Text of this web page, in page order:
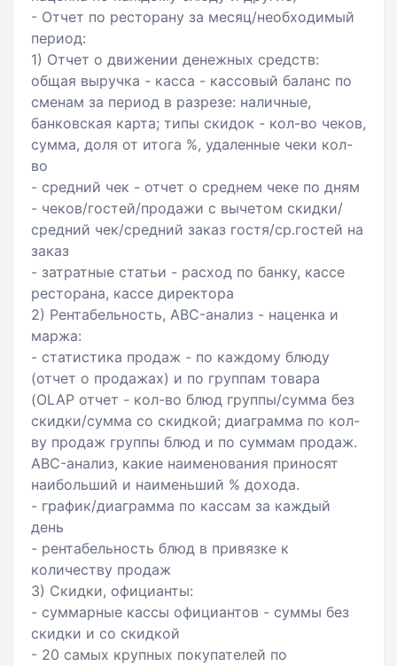
- Отчет по ресторану за месяц/необходимый
период:
1) Отчет о движении денежных средств:
общая выручка - касса - кассовый баланс по
сменам за период в разрезе: наличные,
банковская карта; типы скидок - кол-во чеков,
сумма, доля от итога %, удаленные чеки кол-
во
- средний чек - отчет о среднем чеке по дням
- чеков/гостей/продажи с вычетом скидки/
средний чек/средний заказ гостя/ср.гостей на
заказ
- затратные статьи - расход по банку, кассе
ресторана, кассе директора
2) Рентабельность, ABC-анализ - наценка и
маржа:
- статистика продаж - по каждому блюду
(отчет о продажах) и по группам товара
(OLAP отчет - кол-во блюд группы/сумма без
скидки/сумма со скидкой; диаграмма по кол-
ву продаж группы блюд и по суммам продаж.
ABC-анализ, какие наименования приносят
наибольший и наименьший % дохода.
- график/диаграмма по кассам за каждый
день
- рентабельность блюд в привязке к
количеству продаж
3) Скидки, официанты:
- суммарные кассы официантов - суммы без
скидки и со скидкой
- 20 самых крупных покупателей по